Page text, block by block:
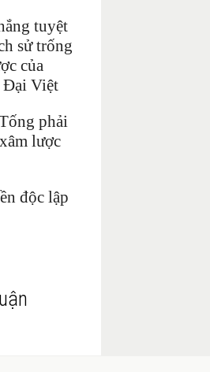
tuyệt
sử trống
của
Đại Việt
phải
lược
độc lập